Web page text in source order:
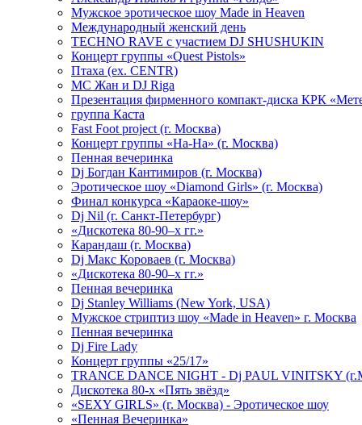
Мужское эротическое шоу Made in Heaven
Международный женский день
TECHNO RAVE с участием DJ SHUSHUKIN
Концерт группы «Quest Pistols»
Птаха (ex. CENTR)
МС Жан и DJ Riga
Презентация фирменного компакт-диска КРК
группа Каста
Fast Foot project (г. Москва)
Концерт группы «На-На» (г. Москва)
Пенная вечеринка
Dj Богдан Кантимиров (г. Москва)
Эротическое шоу «Diamond Girls» (г. Москва)
Финал конкурса «Караоке-шоу»
Dj Nil (г. Санкт-Петербург)
«Дискотека 80-90–х гг.»
Карандаш (г. Москва)
Dj Макс Короваев (г. Москва)
«Дискотека 80-90–х гг.»
Пенная вечеринка
Dj Stanley Williams (New York, USA)
Мужское стриптиз шоу «Made in Heaven» г. Москва
Пенная вечеринка
Dj Fire Lady
Концерт группы «25/17»
TRANCE DANCE NIGHT - Dj PAUL VINITSKY
Дискотека 80-х «Пять звёзд»
«SEXY GIRLS» (г. Москва) - Эротическое шоу
«Пенная Вечеринка»